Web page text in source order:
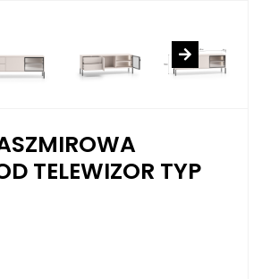
TELEWIZOR TYP